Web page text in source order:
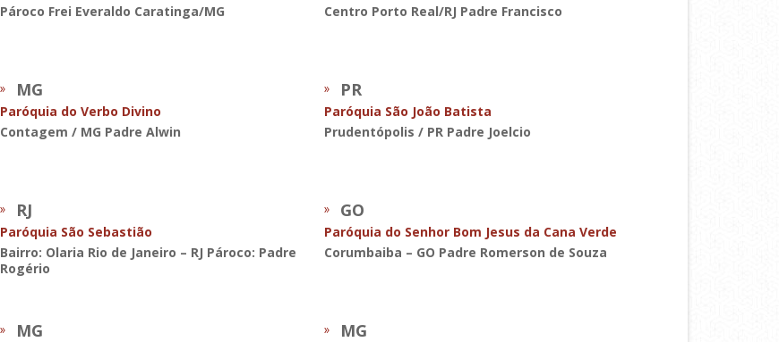
Pároco Frei Everaldo Caratinga/MG
Centro Porto Real/RJ Padre Francisco
MG
Paróquia do Verbo Divino
Contagem / MG Padre Alwin
PR
Paróquia São João Batista
Prudentópolis / PR Padre Joelcio
RJ
Paróquia São Sebastião
Bairro: Olaria Rio de Janeiro – RJ Pároco: Padre
Rogério
GO
Paróquia do Senhor Bom Jesus da Cana Verde
Corumbaiba – GO Padre Romerson de Souza
MG MG